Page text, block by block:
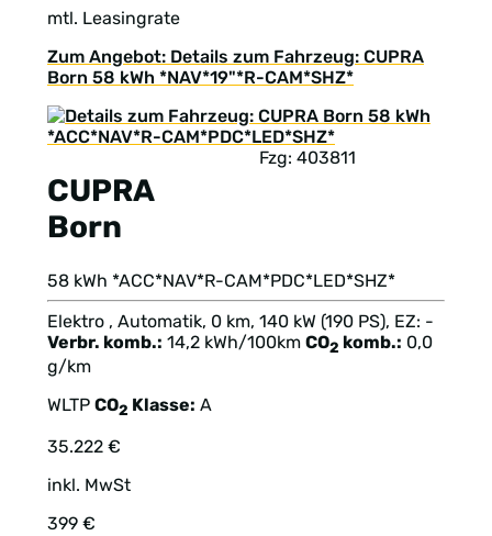
mtl. Leasingrate
Zum Angebot: Details zum Fahrzeug: CUPRA
Born 58 kWh *NAV*19"*R-CAM*SHZ*
CUPRA
Born
Fzg: 403811
58 kWh *ACC*NAV*R-CAM*PDC*LED*SHZ*
Elektro , Automatik, 0 km, 140 kW (190 PS), EZ: -
Verbr. komb.: 14,2 kWh/100km CO2 komb.: 0,0
g/km
WLTP CO2 Klasse: A
35.222 €
inkl. MwSt
399 €